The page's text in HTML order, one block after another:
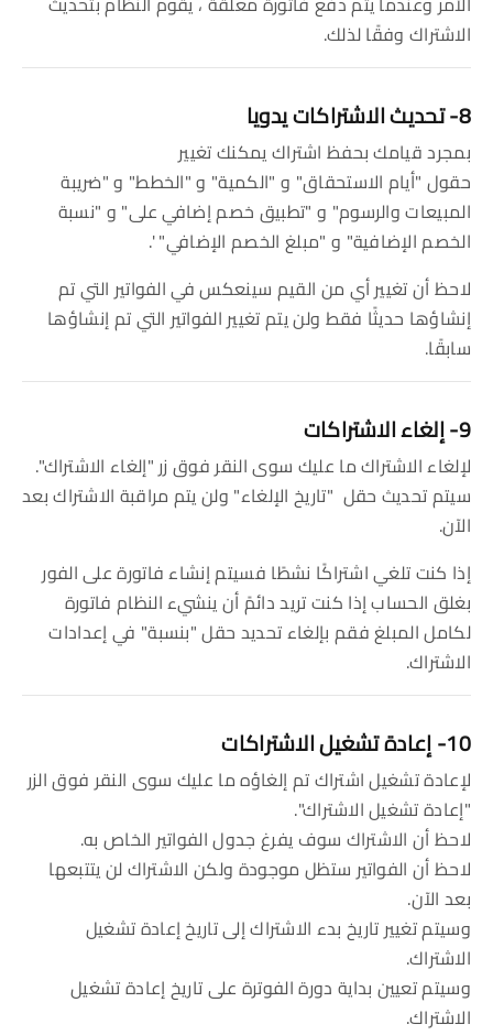
الاشتراك وفقًا لذلك.
8- تحديث الاشتراكات يدويا
بمجرد قيامك بحفظ اشتراك يمكنك تغيير
حقول "أيام الاستحقاق" و "الكمية" و "الخطط" و "ضريبة
المبيعات والرسوم" و "تطبيق خصم إضافي على" و "نسبة
الخصم الإضافية" و "مبلغ الخصم الإضافي" '.
لاحظ أن تغيير أي من القيم سينعكس في الفواتير التي تم
إنشاؤها حديثًا فقط ولن يتم تغيير الفواتير التي تم إنشاؤها
سابقًا.
9- إلغاء الاشتراكات
لإلغاء الاشتراك ما عليك سوى النقر فوق زر "إلغاء الاشتراك".
سيتم تحديث حقل "تاريخ الإلغاء" ولن يتم مراقبة الاشتراك بعد
الآن.
إذا كنت تلغي اشتراكًا نشطًا فسيتم إنشاء فاتورة على الفور
بغلق الحساب إذا كنت تريد دائمً أن ينشيء النظام فاتورة
لكامل المبلغ فقم بإلغاء تحديد حقل "بنسبة" في إعدادات
الاشتراك.
10- إعادة تشغيل الاشتراكات
لإعادة تشغيل اشتراك تم إلغاؤه ما عليك سوى النقر فوق الزر
"إعادة تشغيل الاشتراك".
لاحظ أن الاشتراك سوف يفرغ جدول الفواتير الخاص به.
لاحظ أن الفواتير ستظل موجودة ولكن الاشتراك لن يتتبعها
بعد الآن.
وسيتم تغيير تاريخ بدء الاشتراك إلى تاريخ إعادة تشغيل
الاشتراك.
وسيتم تعيين بداية دورة الفوترة على تاريخ إعادة تشغيل
الاشتراك.